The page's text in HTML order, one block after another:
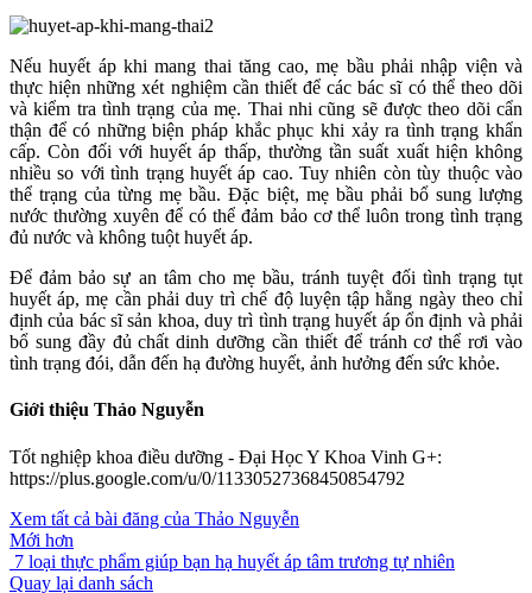
Nếu huyết áp khi mang thai tăng cao, mẹ bầu phải nhập viện và
thực hiện những xét nghiệm cần thiết để các bác sĩ có thể theo dõi
và kiểm tra tình trạng của mẹ. Thai nhi cũng sẽ được theo dõi cẩn
thận để có những biện pháp khắc phục khi xảy ra tình trạng khẩn
cấp. Còn đối với huyết áp thấp, thường tần suất xuất hiện không
nhiều so với tình trạng huyết áp cao. Tuy nhiên còn tùy thuộc vào
thể trạng của từng mẹ bầu. Đặc biệt, mẹ bầu phải bổ sung lượng
nước thường xuyên để có thể đảm bảo cơ thể luôn trong tình trạng
đủ nước và không tuột huyết áp.
Để đảm bảo sự an tâm cho mẹ bầu, tránh tuyệt đối tình trạng tụt
huyết áp, mẹ cần phải duy trì chế độ luyện tập hằng ngày theo chỉ
định của bác sĩ sản khoa, duy trì tình trạng huyết áp ổn định và phải
bổ sung đầy đủ chất dinh dưỡng cần thiết để tránh cơ thể rơi vào
tình trạng đói, dẫn đến hạ đường huyết, ảnh hưởng đến sức khỏe.
Giới thiệu Thảo Nguyễn
Tốt nghiệp khoa điều dưỡng - Đại Học Y Khoa Vinh G+:
https://plus.google.com/u/0/11330527368450854792
Xem tất cả bài đăng của Thảo Nguyễn
Mới hơn
7 loại thực phẩm giúp bạn hạ huyết áp tâm trương tự nhiên
Quay lại danh sách